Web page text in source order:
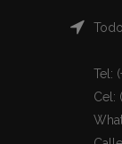
Tel:
Cel: